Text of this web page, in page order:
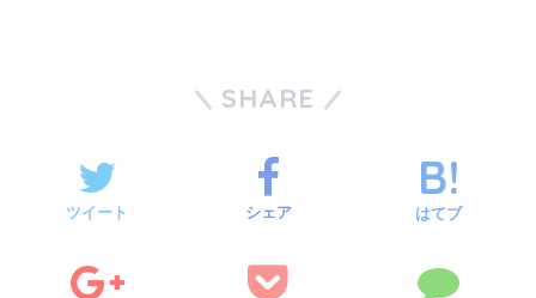
SHARE
ツイート シェア はてブ